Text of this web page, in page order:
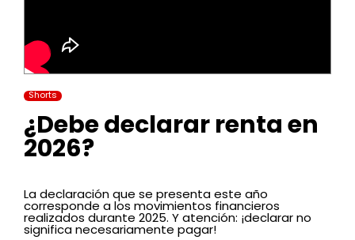
Shorts
¿Debe declarar renta en
2026?
La declaración que se presenta este año
corresponde a los movimientos financieros
realizados durante 2025. Y atención: ¡declarar no
significa necesariamente pagar!